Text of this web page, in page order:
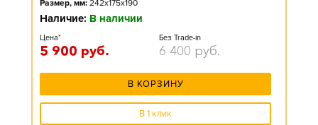
Размер, мм: 242x175x190
Наличие: В наличии
Цена*
5 900 руб.
Без Trade-in
6 400 руб.
В КОРЗИНУ
В 1 клик